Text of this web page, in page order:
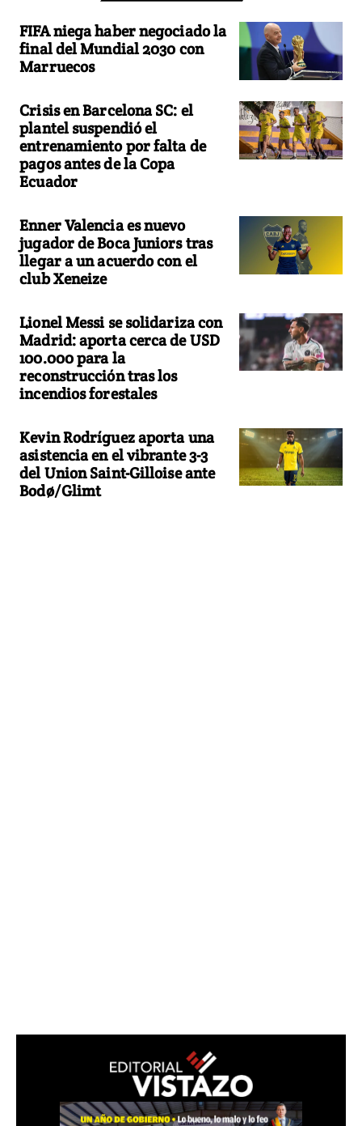
FIFA niega haber negociado la
final del Mundial 2030 con
Marruecos
Crisis en Barcelona SC: el
plantel suspendió el
entrenamiento por falta de
pagos antes de la Copa
Ecuador
Enner Valencia es nuevo
jugador de Boca Juniors tras
llegar a un acuerdo con el
club Xeneize
Lionel Messi se solidariza con
Madrid: aporta cerca de USD
100.000 para la
reconstrucción tras los
incendios forestales
Kevin Rodríguez aporta una
asistencia en el vibrante 3-3
del Union Saint-Gilloise ante
Bodø/Glimt